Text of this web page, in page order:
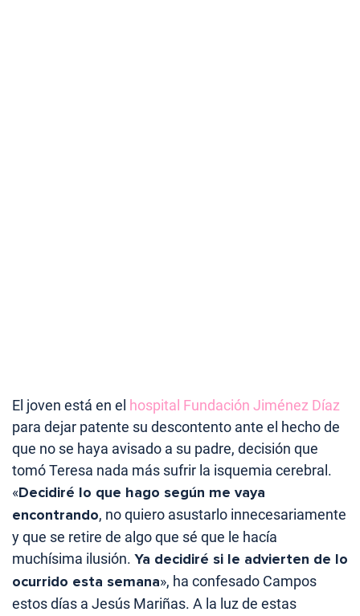
El joven está en el hospital Fundación Jiménez Díaz
para dejar patente su descontento ante el hecho de
que no se haya avisado a su padre, decisión que
tomó Teresa nada más sufrir la isquemia cerebral.
«Decidiré lo que hago según me vaya
encontrando, no quiero asustarlo innecesariamente
y que se retire de algo que sé que le hacía
muchísima ilusión. Ya decidiré si le advierten de lo
ocurrido esta semana», ha confesado Campos
estos días a Jesús Mariñas. A la luz de estas